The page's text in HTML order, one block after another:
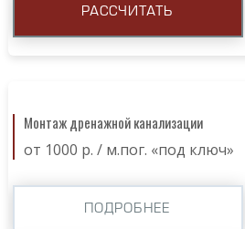
РАССЧИТАТЬ
Монтаж дренажной канализации
от 1000 р. / м.пог. «под ключ»
ПОДРОБНЕЕ